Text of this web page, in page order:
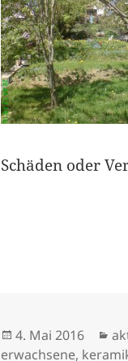
Schäden oder
Veröffentlicht
am
4. Mai 2016
erwachsene,